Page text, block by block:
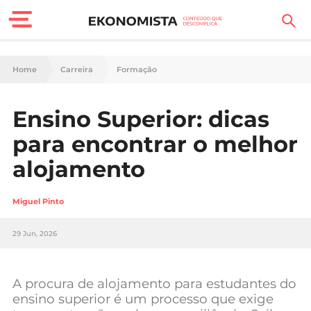
Finanças Pessoais
Carreira
Casa
Lifestyle
Sociedade
Negócios
Home Carreira Formação
Ensino Superior: dicas
para encontrar o melhor
alojamento
Miguel Pinto
29 Jun, 2026
A procura de alojamento para estudantes do
ensino superior é um processo que exige